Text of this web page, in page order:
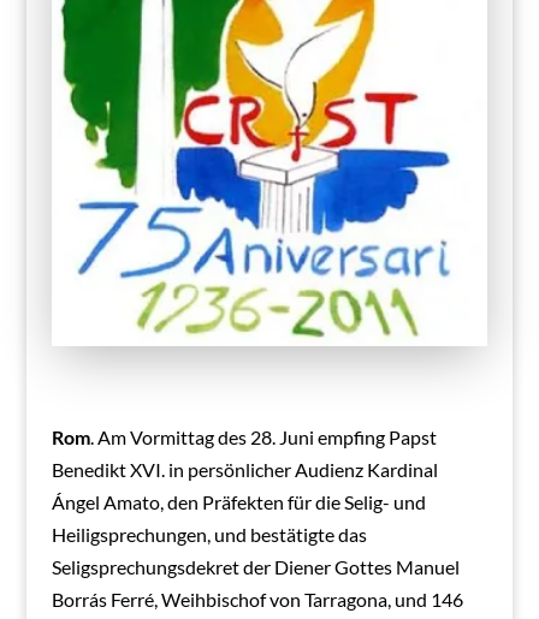
Rom. Am Vormittag des 28. Juni empfing Papst
Benedikt XVI. in persönlicher Audienz Kardinal
Ángel Amato, den Präfekten für die Selig- und
Heiligsprechungen, und bestätigte das
Seligsprechungsdekret der Diener Gottes Manuel
Borrás Ferré, Weihbischof von Tarragona, und 146